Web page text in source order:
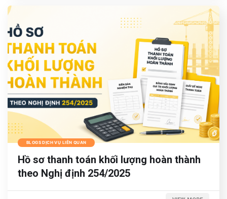
BLOGS DỊCH VỤ LIÊN QUAN
Hồ sơ thanh toán khối lượng hoàn thành
theo Nghị định 254/2025